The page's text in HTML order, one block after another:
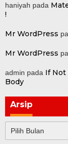
haniyah pada
!
Mr WordPress
Mr WordPress
admin pada If Not
Body
Arsip